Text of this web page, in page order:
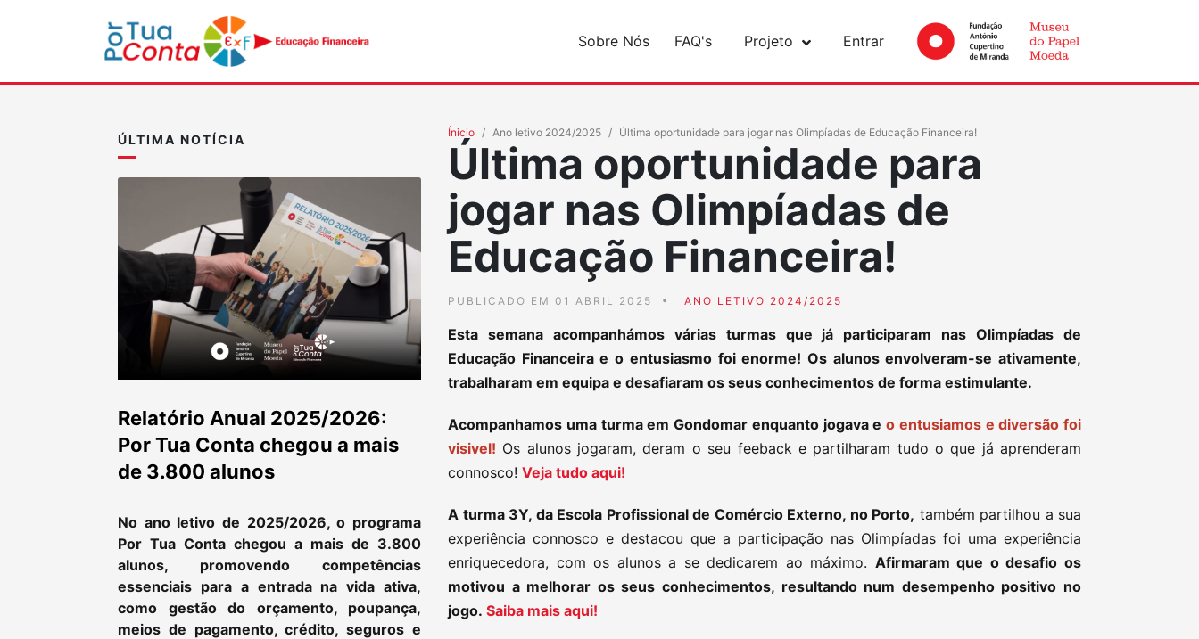
Sobre Nós FAQ's Projeto Entrar
ÚLTIMA NOTÍCIA
Relatório Anual 2025/2026:
Por Tua Conta chegou a mais
de 3.800 alunos
No ano letivo de 2025/2026, o programa
Por Tua Conta chegou a mais de 3.800
alunos, promovendo competências
essenciais para a entrada na vida ativa,
como gestão do orçamento, poupança,
meios de pagamento, crédito, seguros e
Ínicio Ano letivo 2024/2025 Última oportunidade para jogar nas Olimpíadas de Educação Financeira!
Última oportunidade para
jogar nas Olimpíadas de
Educação Financeira!
PUBLICADO EM 01 ABRIL 2025 ANO LETIVO 2024/2025
Esta semana acompanhámos várias turmas que já participaram nas Olimpíadas de
Educação Financeira e o entusiasmo foi enorme! Os alunos envolveram-se ativamente,
trabalharam em equipa e desafiaram os seus conhecimentos de forma estimulante.
Acompanhamos uma turma em Gondomar enquanto jogava e o entusiamos e diversão foi
visivel! Os alunos jogaram, deram o seu feeback e partilharam tudo o que já aprenderam
connosco! Veja tudo aqui!
A turma 3Y, da Escola Profissional de Comércio Externo, no Porto, também partilhou a sua
experiência connosco e destacou que a participação nas Olimpíadas foi uma experiência
enriquecedora, com os alunos a se dedicarem ao máximo. Afirmaram que o desafio os
motivou a melhorar os seus conhecimentos, resultando num desempenho positivo no
jogo. Saiba mais aqui!